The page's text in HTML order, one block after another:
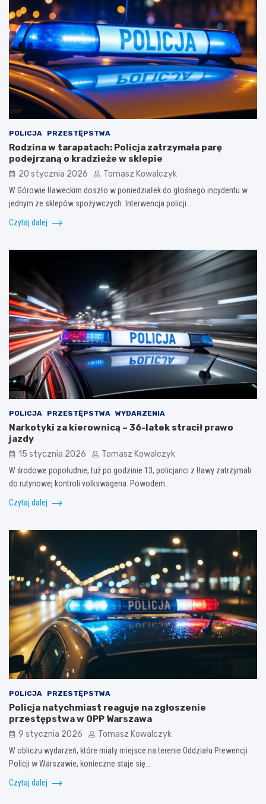
POLICJA PRZESTĘPSTWA
Rodzina w tarapatach: Policja zatrzymała parę
podejrzaną o kradzieże w sklepie
20 stycznia 2026 Tomasz Kowalczyk
W Górowie Iławeckim doszło w poniedziałek do głośnego incydentu w
jednym ze sklepów spożywczych. Interwencja policji…
Czytaj dalej
POLICJA PRZESTĘPSTWA WYDARZENIA
Narkotyki za kierownicą – 36-latek stracił prawo
jazdy
15 stycznia 2026 Tomasz Kowalczyk
W środowe popołudnie, tuż po godzinie 13, policjanci z Iławy zatrzymali
do rutynowej kontroli volkswagena. Powodem…
Czytaj dalej
POLICJA PRZESTĘPSTWA
Policja natychmiast reaguje na zgłoszenie
przestępstwa w OPP Warszawa
9 stycznia 2026 Tomasz Kowalczyk
W obliczu wydarzeń, które miały miejsce na terenie Oddziału Prewencji
Policji w Warszawie, konieczne staje się…
Czytaj dalej